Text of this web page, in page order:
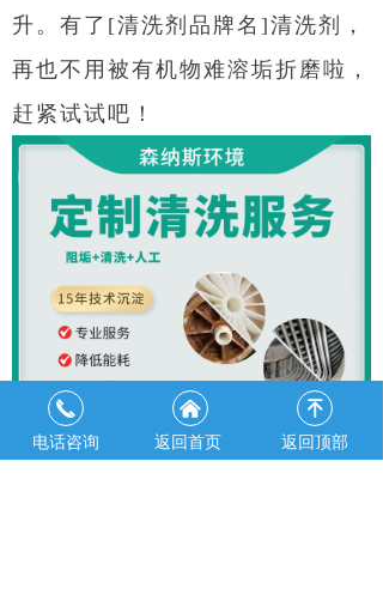
升。有了[清洗剂品牌名]清洗剂，
再也不用被有机物难溶垢折磨啦，
赶紧试试吧！
끅 녠
电话咨询 返回顶部
낀
返回首页